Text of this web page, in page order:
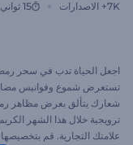
7K+ الاصدارات 15 ثواني
اجعل الحياة تدب في سحر
تستعرض شموع وفوانيس مضاءة
شعارك يتألق بعرض مظاهر
ترويجية خلال هذا الشهر
علامتك التجارية. قم